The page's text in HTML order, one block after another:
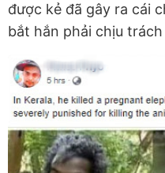
được kẻ đã gây ra cái
bắt hắn phải chịu